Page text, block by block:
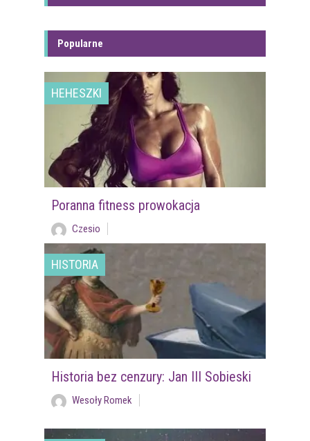
Popularne
HEHESZKI
Poranna fitness prowokacja
Czesio
HISTORIA
Historia bez cenzury: Jan III Sobieski
Wesoły Romek